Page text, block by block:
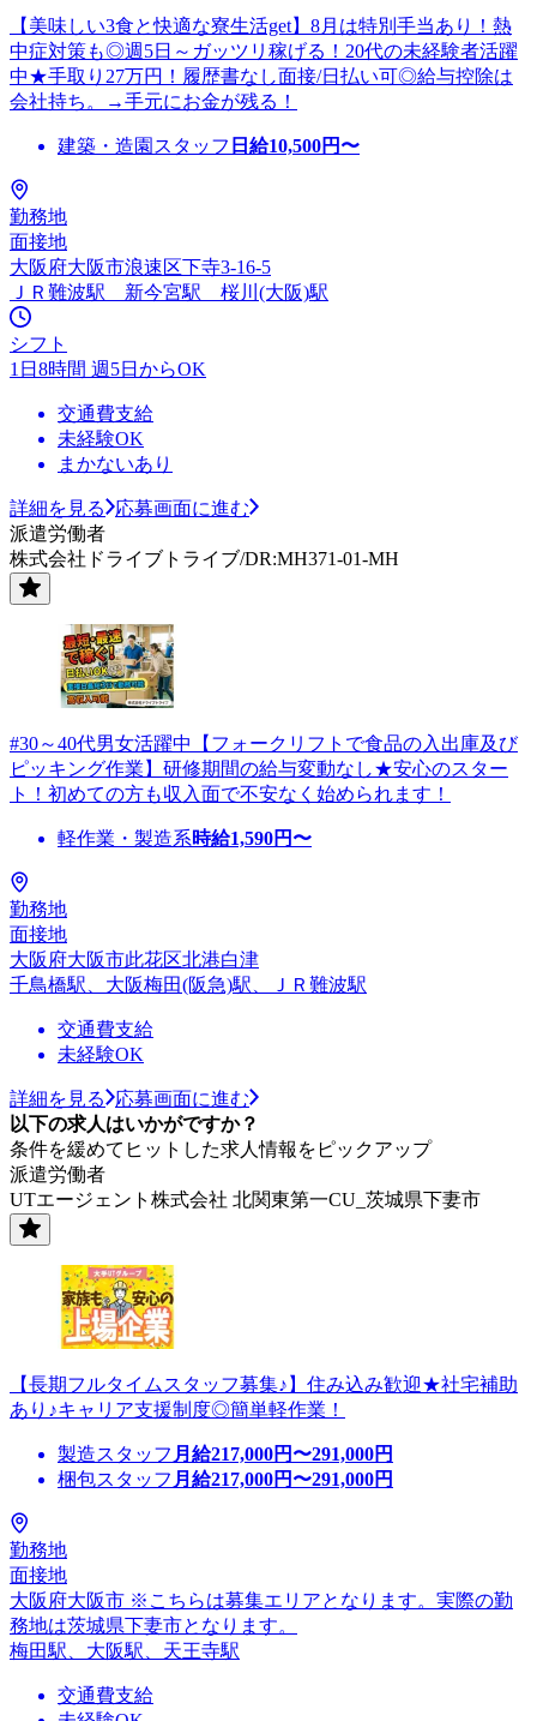
【美味しい3食と快適な寮生活get】8月は特別手当あり！熱
中症対策も◎週5日～ガッツリ稼げる！20代の未経験者活躍
中★手取り27万円！履歴書なし面接/日払い可◎給与控除は
会社持ち。→手元にお金が残る！
建築・造園スタッフ 日給10,500円〜
勤務地
面接地
大阪府大阪市浪速区下寺3-16-5
ＪＲ難波駅 新今宮駅 桜川(大阪)駅
シフト
1日8時間 週5日からOK
交通費支給
未経験OK
まかないあり
詳細を見る
応募画面に進む
派遣労働者
株式会社ドライブトライブ/DR:MH371-01-MH
#30～40代男女活躍中【フォークリフトで食品の入出庫及び
ピッキング作業】研修期間の給与変動なし★安心のスター
ト！初めての方も収入面で不安なく始められます！
軽作業・製造系時給1,590円〜
勤務地
面接地
大阪府大阪市此花区北港白津
千鳥橋駅、大阪梅田(阪急)駅、ＪＲ難波駅
交通費支給
未経験OK
詳細を見る
応募画面に進む
以下の求人はいかがですか？
条件を緩めてヒットした求人情報をピックアップ
派遣労働者
UTエージェント株式会社 北関東第一CU_茨城県下妻市
【長期フルタイムスタッフ募集♪】住み込み歓迎★社宅補助
あり♪キャリア支援制度◎簡単軽作業！
製造スタッフ 月給217,000円〜291,000円
梱包スタッフ 月給217,000円〜291,000円
勤務地
面接地
大阪府大阪市 ※こちらは募集エリアとなります。実際の勤
務地は茨城県下妻市となります。
梅田駅、大阪駅、天王寺駅
交通費支給